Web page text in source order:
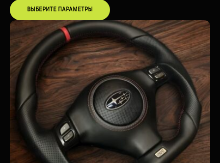
ВЫБЕРИТЕ ПАРАМЕТРЫ